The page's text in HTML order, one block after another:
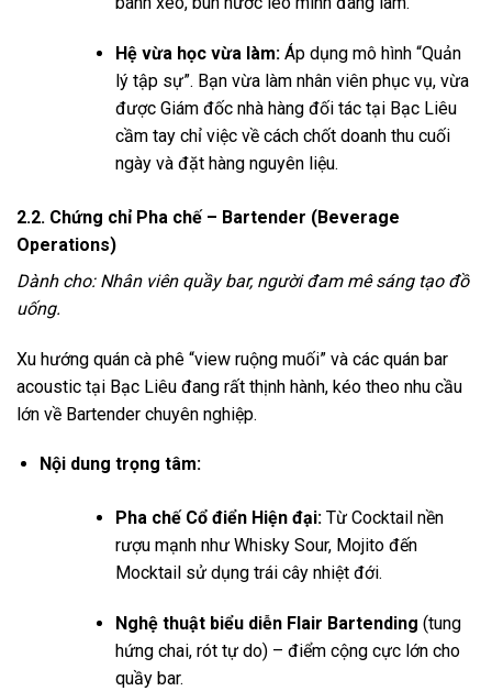
Hệ vừa học vừa làm:Áp dụng mô hình “Quản
lý tập sự”. Bạn vừa làm nhân viên phục vụ, vừa
được Giám đốc nhà hàng đối tác tại Bạc Liêu
cầm tay chỉ việc về cách chốt doanh thu cuối
ngày và đặt hàng nguyên liệu.
2.2. Chứng chỉ Pha chế – Bartender (Beverage
Operations)
Dành cho: Nhân viên quầy bar, người đam mê sáng tạo đồ
uống.
Xu hướng quán cà phê “view ruộng muối” và các quán bar
acoustic tại Bạc Liêu đang rất thịnh hành, kéo theo nhu cầu
lớn về Bartender chuyên nghiệp.
Nội dung trọng tâm:
Pha chế Cổ điển Hiện đại:Từ Cocktail nền
rượu mạnh như Whisky Sour, Mojito đến
Mocktail sử dụng trái cây nhiệt đới.
Nghệ thuật biểu diễn Flair Bartending (tung
hứng chai, rót tự do) – điểm cộng cực lớn cho
quầy bar.